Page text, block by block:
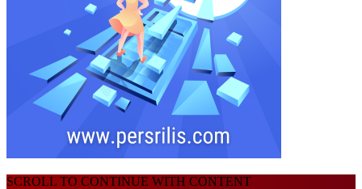
SCROLL TO CONTINUE WITH CONTENT